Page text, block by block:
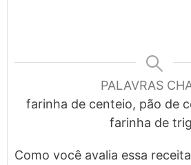
PALAVRAS
farinha de centeio, pão de
farinha de
Como você avalia essa